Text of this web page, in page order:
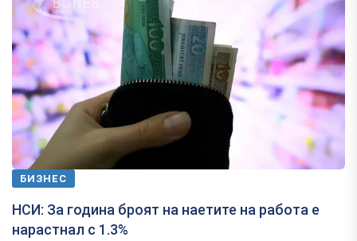
БИЗНЕС
НСИ: За година броят на наетите на работа е
нарастнал с 1.3%